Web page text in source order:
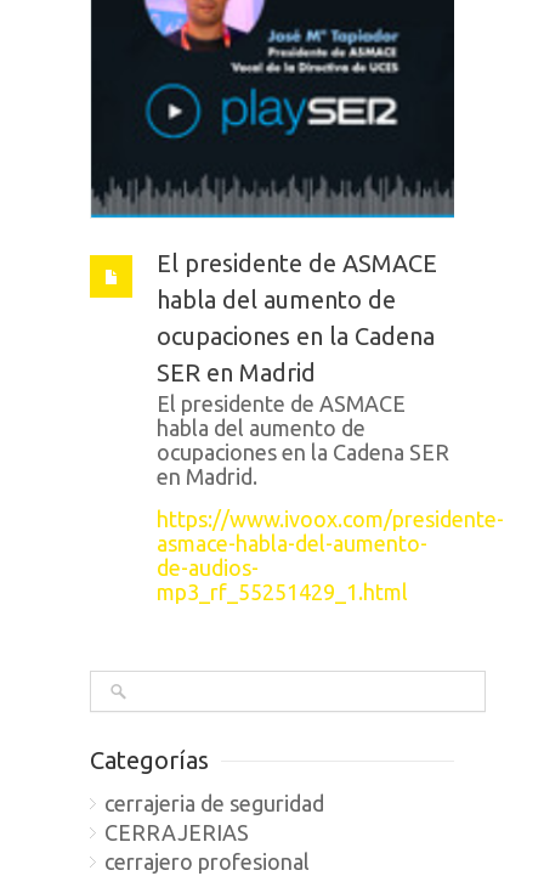
El presidente de ASMACE
habla del aumento de
ocupaciones en la Cadena
SER en Madrid
El presidente de ASMACE
habla del aumento de
ocupaciones en la Cadena SER
en Madrid.
https://www.ivoox.com/presidente-
asmace-habla-del-aumento-
de-audios-
mp3_rf_55251429_1.html
Categorías
cerrajeria de seguridad
CERRAJERIAS
cerrajero profesional